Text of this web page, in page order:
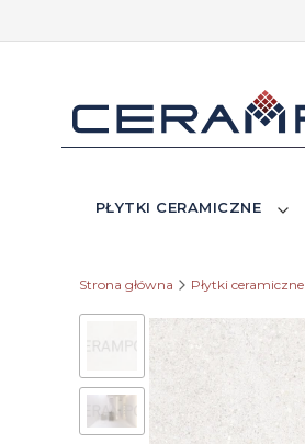
PŁYTKI CERAMICZNE
Strona główna Płytki ceramiczne